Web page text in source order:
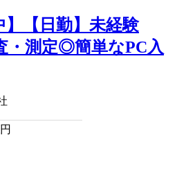
】【日勤】未経験
・測定◎簡単なPC入
円